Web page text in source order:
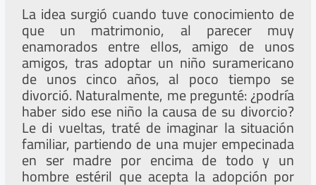
La idea surgió cuando tuve conocimiento de
que un matrimonio, al parecer muy
enamorados entre ellos, amigo de unos
amigos, tras adoptar un niño suramericano
de unos cinco años, al poco tiempo se
divorció. Naturalmente, me pregunté: ¿podría
haber sido ese niño la causa de su divorcio?
Le di vueltas, traté de imaginar la situación
familiar, partiendo de una mujer empecinada
en ser madre por encima de todo y un
hombre estéril que acepta la adopción por